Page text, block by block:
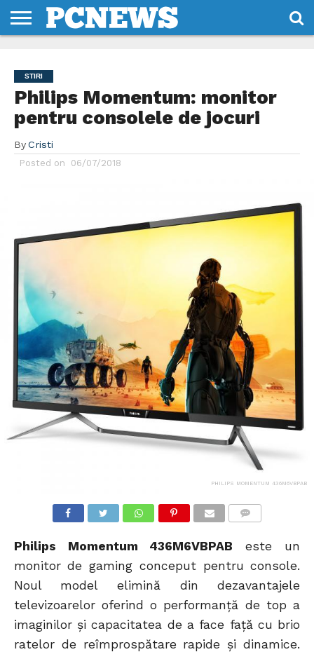
NOI
SI
CONDITII
STIRI
Philips Momentum: monitor
pentru consolele de jocuri
By Cristi
Posted on 06/07/2018
PHILIPS MOMENTUM 436M6VBPAB
Philips Momentum 436M6VBPAB este un
monitor de gaming conceput pentru console.
Noul model elimină din dezavantajele
televizoarelor oferind o performanță de top a
imaginilor și capacitatea de a face față cu brio
ratelor de reîmprospătare rapide și dinamice.